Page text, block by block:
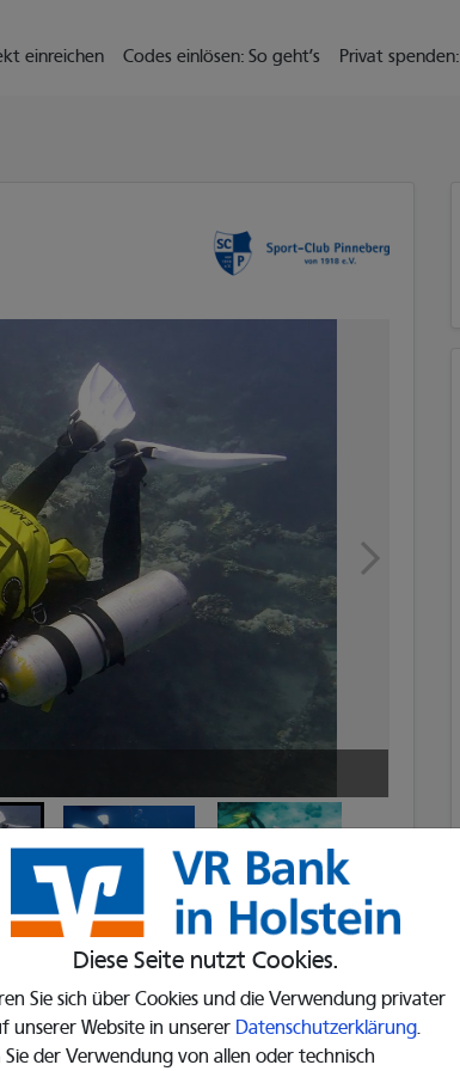
Diese Seite nutzt Cookies.
Sie sich über Cookies und die Verwendung privater
unserer Website in unserer Datenschutzerklärung.
der Verwendung von allen oder technisch
einreichen Codes einlösen: So geht’s Privat
Nachhaltigkeitsziel
uns Einschränkungen bringen.
Gründen die körperliche